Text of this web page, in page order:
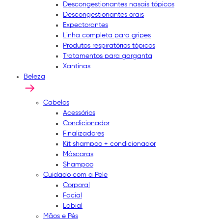
Descongestionantes nasais tópicos
Descongestionantes orais
Expectorantes
Linha completa para gripes
Produtos respiratórios tópicos
Tratamentos para garganta
Xantinas
Beleza
Cabelos
Acessórios
Condicionador
Finalizadores
Kit shampoo + condicionador
Máscaras
Shampoo
Cuidado com a Pele
Corporal
Facial
Labial
Mãos e Pés